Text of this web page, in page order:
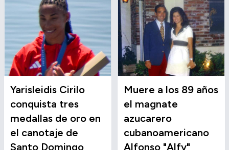
Yarisleidis Cirilo
conquista tres
medallas de oro en
el canotaje de
Santo Domingo
Muere a los 89 años
el magnate
azucarero
cubanoamericano
Alfonso "Alfy"